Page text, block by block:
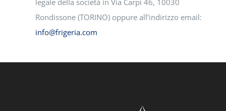
Rondissone (TORINO) oppure all’indirizzo email:
info@frigeria.com